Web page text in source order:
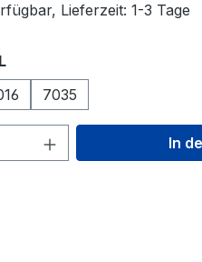
Lieferzeit: 1-3 Tage
auswählen
7035
Anzahl: Gib den
In